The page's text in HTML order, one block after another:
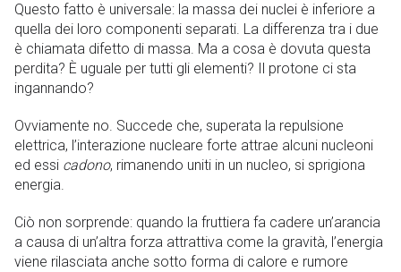
Questo fatto è universale: la massa dei nuclei è inferiore a
quella dei loro componenti separati. La differenza tra i due
è chiamata difetto di massa. Ma a cosa è dovuta questa
perdita? È uguale per tutti gli elementi? Il protone ci sta
ingannando?
Ovviamente no. Succede che, superata la repulsione
elettrica, l’interazione nucleare forte attrae alcuni nucleoni
ed essi cadono, rimanendo uniti in un nucleo, si sprigiona
energia.
Ciò non sorprende: quando la fruttiera fa cadere un’arancia
a causa di un’altra forza attrattiva come la gravità, l’energia
viene rilasciata anche sotto forma di calore e rumore